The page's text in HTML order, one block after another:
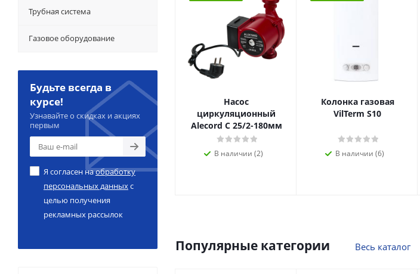
Насос
циркуляционный
Alecord C 25/2-180мм
В наличии (2)
Колонка газовая
VilTerm S10
В наличии (6)
Популярные категории Весь каталог
Трубная система
Газовое оборудование
Будьте всегда в
курсе!
Узнавайте о скидках и акциях
первым
Я согласен наобработку
персональных данныхс
целью получения
рекламных рассылок